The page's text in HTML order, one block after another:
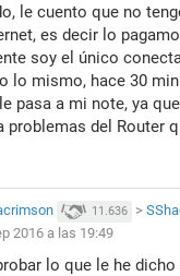
le cuento que no
es decir lo
soy el único
lo mismo, hace 30
pasa a mi note, ya
problemas del Router
11.636 >
2016 a las 19:49
lo que le he